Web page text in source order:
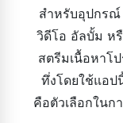
สำหรับอุปกรณ์
วิดีโอ อัลบั้ม ห
สตรีมเนื้อหาโ
ทึ่งโดยใช้แอ
คือตัวเลือกในก